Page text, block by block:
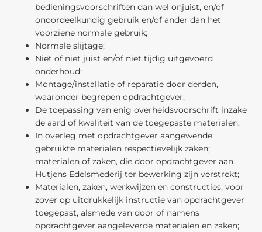
bedieningsvoorschriften dan wel onjuist, en/of
onoordeelkundig gebruik en/of ander dan het
voorziene normale gebruik;
Normale slijtage;
Niet of niet juist en/of niet tijdig uitgevoerd
onderhoud;
Montage/installatie of reparatie door derden,
waaronder begrepen opdrachtgever;
De toepassing van enig overheidsvoorschrift inzake
de aard of kwaliteit van de toegepaste materialen;
In overleg met opdrachtgever aangewende
gebruikte materialen respectievelijk zaken;
materialen of zaken, die door opdrachtgever aan
Hutjens Edelsmederij ter bewerking zijn verstrekt;
Materialen, zaken, werkwijzen en constructies, voor
zover op uitdrukkelijk instructie van opdrachtgever
toegepast, alsmede van door of namens
opdrachtgever aangeleverde materialen en zaken;